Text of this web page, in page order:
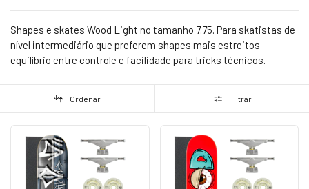
Shapes e skates Wood Light no tamanho 7.75. Para skatistas de
nível intermediário que preferem shapes mais estreitos —
equilíbrio entre controle e facilidade para tricks técnicos.
Ordenar Filtrar